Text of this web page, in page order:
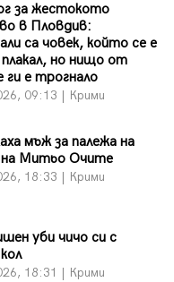
за жестокото
в Пловдив:
са човек, който се е
плакал, но нищо от
ги е трогнало
09:13 | Крими
мъж за палежа на
на Митьо Очите
18:33 | Крими
уби чичо си с
18:31 | Крими